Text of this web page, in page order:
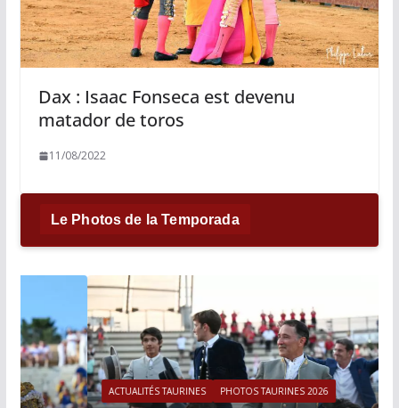
Dax : Isaac Fonseca est devenu
matador de toros
11/08/2022
Le Photos de la Temporada
ACTUALITÉS TAURINES PHOTOS TAURINES 2026